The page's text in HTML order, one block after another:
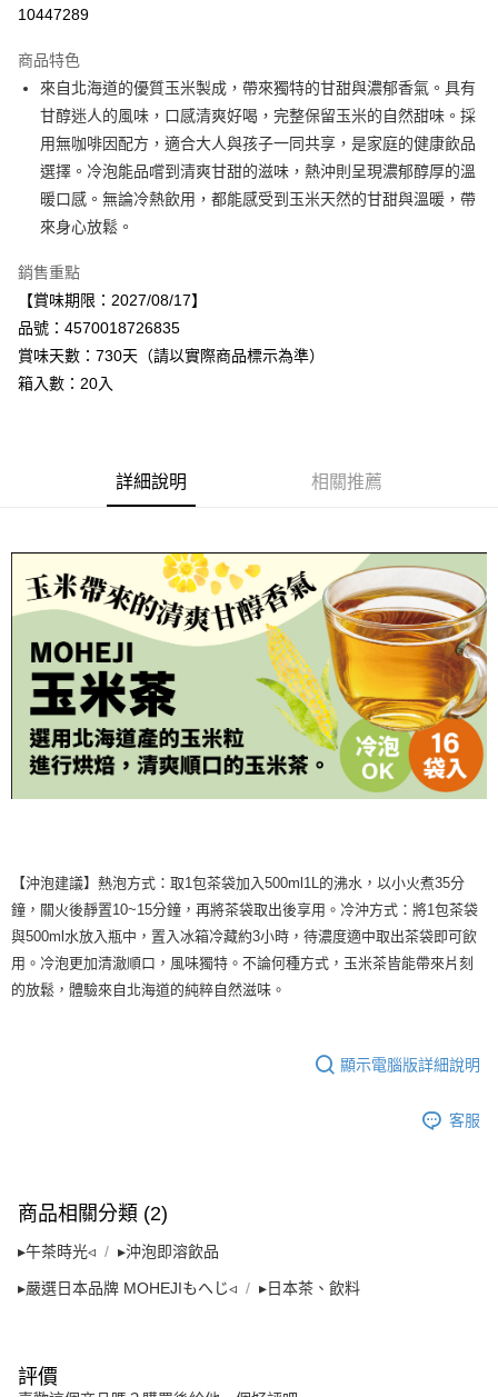
街口支付
悠遊付
Google Pay
全盈+PAY
相關說明
【關於「AFTEE先享後付」】
AFTEE先享後付是「在收到商品之後才付款」的支付方式。 讓您購物簡單
便利好安心！
１．簡單：不需註冊會員、不需綁卡、不需儲值。
２．便利：只要手機號碼，簡訊認證，即可結帳。
結帳頁面，進行簡訊認證並確認金額後，即可完成結帳。
※ 請注意：結帳手續完成當下不需立刻繳費，但若您需要取消訂單，請聯絡
購買商品的店家。未經商家同意取消之訂單仍視為有效，需透過AFTEE先享
後付繳納相關費用。
※ 交易是否成功請以「AFTEE先享後付 」之結帳頁面顯示為準，若有關於
是否繳費成功／繳費後需取消欲退款等相關疑問，請聯繫「AFTEE先享後付
客戶支援中心」https://netprotections.freshdesk.com/support/home
【注意事項】
１．透過由恩沛科技股份有限公司提供之「AFTEE先享後付」服務完成之交
易，需依本服務之必要範圍內提供個人資料，並將交易相關給付款項請求債
權轉讓予恩沛科技股份有限公司。
２．關於個人資料處理事宜，請瀏覽以下網址：
https://aftee.tw/terms/#terms3
４．使用「AFTEE先享後付」時，將依據個別帳號之用戶狀況，依本公司即
時審查核予不同之上限額度；若仍有額度不足之情形，本公司將視審查結果
請求用戶進行身份認證。
５．嚴禁一人註冊多個帳號或使用他人資訊註冊。若發現惡意使用之情形，
恩沛科技股份有限公司將有權停止該用戶之使用額度並採取法律行動。
運送方式
宅配
每筆NT$120，滿NT$899(含以上)免運費
10447289
商品特色
來自北海道的優質玉米製成，帶來獨特的甘甜與濃郁香氣。具有
甘醇迷人的風味，口感清爽好喝，完整保留玉米的自然甜味。採
用無咖啡因配方，適合大人與孩子一同共享，是家庭的健康飲品
選擇。冷泡能品嚐到清爽甘甜的滋味，熱沖則呈現濃郁醇厚的溫
暖口感。無論冷熱飲用，都能感受到玉米天然的甘甜與溫暖，帶
來身心放鬆。
銷售重點
【賞味期限：2027/08/17】
品號：4570018726835
賞味天數：730天（請以實際商品標示為準）
箱入數：20入
詳細說明 相關推薦
【沖泡建議】熱泡方式：取1包茶袋加入500ml1L的沸水，以小火煮35分
鐘，關火後靜置10~15分鐘，再將茶袋取出後享用。冷沖方式：將1包茶袋
與500ml水放入瓶中，置入冰箱冷藏約3小時，待濃度適中取出茶袋即可飲
用。冷泡更加清澈順口，風味獨特。不論何種方式，玉米茶皆能帶來片刻
的放鬆，體驗來自北海道的純粹自然滋味。
顯示電腦版詳細說明
客服
商品相關分類 (2)
▸午茶時光◃ ▸沖泡即溶飲品
▸嚴選日本品牌 MOHEJIもへじ◃ ▸日本茶、飲料
評價